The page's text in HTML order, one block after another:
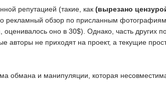
репутацией (такие, как(вырезано
рекламный обзор по присланным
оно в 30$). Однако, часть других
авторы не приходят на проект, а текущие
обмана и манипуляции, которая